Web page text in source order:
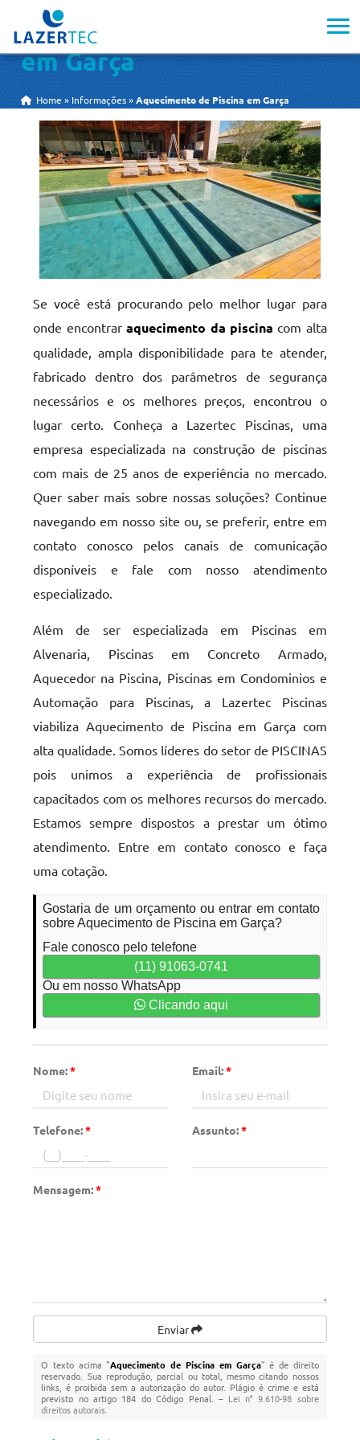
Aquecimento de Piscina
em Garça
Home » Informações »Aquecimento de Piscina em Garça
Se você está procurando pelo melhor lugar para
onde encontraraquecimento da piscina com alta
qualidade, ampla disponibilidade para te atender,
fabricado dentro dos parâmetros de segurança
necessários e os melhores preços, encontrou o
lugar certo. Conheça a Lazertec Piscinas, uma
empresa especializada na construção de piscinas
com mais de 25 anos de experiência no mercado.
Quer saber mais sobre nossas soluções? Continue
navegando em nosso site ou, se preferir, entre em
contato conosco pelos canais de comunicação
disponíveis e fale com nosso atendimento
especializado.
Além de ser especializada em Piscinas em
Alvenaria, Piscinas em Concreto Armado,
Aquecedor na Piscina, Piscinas em Condominios e
Automação para Piscinas, a Lazertec Piscinas
viabiliza Aquecimento de Piscina em Garça com
alta qualidade. Somos líderes do setor de PISCINAS
pois unimos a experiência de profissionais
capacitados com os melhores recursos do mercado.
Estamos sempre dispostos a prestar um ótimo
atendimento. Entre em contato conosco e faça
uma cotação.
Gostaria de um orçamento ou entrar em contato
sobre Aquecimento de Piscina em Garça?
Fale conosco pelo telefone
(11) 91063-0741
Ou em nosso WhatsApp
Clicando aqui
Nome:* Email:*
Telefone:* Assunto:*
Mensagem:*
Enviar
O texto acima "Aquecimento de Piscina em Garça" é de direito
reservado. Sua reprodução, parcial ou total, mesmo citando nossos
links, é proibida sem a autorização do autor. Plágio é crime e está
previsto no artigo 184 do Código Penal. – Lei n° 9.610-98 sobre
direitos autorais